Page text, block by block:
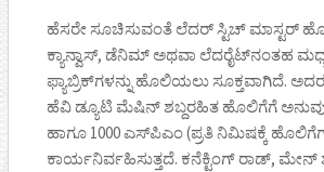
b
o
o
k
t
e
r
l s
A
p
p
ಹೆಸರೇ ಸೂಚಿಸುವಂತೆ ಲೆದರ್ ಸ್ಟಿಚ್ ಮಾಸ್ಟರ್
ಕ್ಯಾನ್ವಾಸ್, ಡೆನಿಮ್ ಅಥವಾ ಲೆದರೈಟ್‌ನಂತಹ
ಫ್ಯಾಬ್ರಿಕ್‌ಗಳನ್ನು ಹೊಲಿಯಲು ಸೂಕ್ತವಾಗಿದೆ.
ಹೆವಿ ಡ್ಯೂಟಿ ಮೆಷಿನ್ ಶಬ್ದರಹಿತ ಹೊಲಿಗೆಗೆ
ಹಾಗೂ 1000 ಎಸ್‌ಪಿಎಂ (ಪ್ರತಿ ನಿಮಿಷಕ್ಕೆ
ಕಾರ್ಯನಿರ್ವಹಿಸುತ್ತದೆ. ಕನೆಕ್ಟಿಂಗ್ ರಾಡ್,